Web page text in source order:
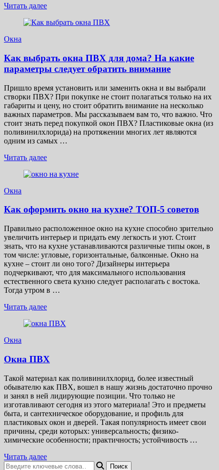
Читать далее
Окна
Как выбрать окна ПВХ для дома? На какие
параметры следует обратить внимание
Пришло время установить или заменить окна и вы выбрали
створки ПВХ? При покупке не стоит полагаться только на их
габариты и цену, но стоит обратить внимание на несколько
важных параметров. Мы рассказываем вам то, что важно. Что
стоит знать перед покупкой окон ПВХ? Пластиковые окна (из
поливинилхлорида) на протяжении многих лет являются
одним из самых …
Читать далее
Окна
Как оформить окно на кухне? ТОП-5 советов
Правильно расположенное окно на кухне способно зрительно
увеличить интерьер и придать ему легкость и уют. Стоит
знать, что на кухне устанавливаются различные типы окон, в
том числе: угловые, горизонтальные, балконные. Окно на
кухне – стоит ли оно того? Дизайнеры интерьера
подчеркивают, что для максимального использования
естественного света кухню следует располагать с востока.
Тогда утром в …
Читать далее
Окна
Окна ПВХ
Такой материал как поливинилхлорид, более известный
обывателю как ПВХ, вошел в нашу жизнь достаточно прочно
и занял в ней лидирующие позиции. Что только не
изготавливают сегодня из этого материала! Это и предметы
быта, и сантехническое оборудование, и профиль для
пластиковых окон и дверей. Такая популярность имеет свои
причины, среди которых: универсальность; физико-
химические особенности; практичность; устойчивость …
Читать далее
Ищите